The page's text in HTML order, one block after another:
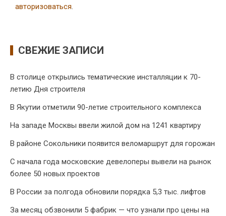
авторизоваться.
СВЕЖИЕ ЗАПИСИ
В столице открылись тематические инсталляции к 70-
летию Дня строителя
В Якутии отметили 90-летие строительного комплекса
На западе Москвы ввели жилой дом на 1241 квартиру
В районе Сокольники появится веломаршрут для горожан
С начала года московские девелоперы вывели на рынок
более 50 новых проектов
В России за полгода обновили порядка 5,3 тыс. лифтов
За месяц обзвонили 5 фабрик — что узнали про цены на